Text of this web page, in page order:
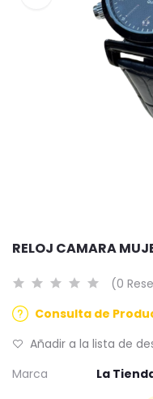
RELOJ CAMARA
(0
Consulta de
Añadir a la lista de
Marca
La